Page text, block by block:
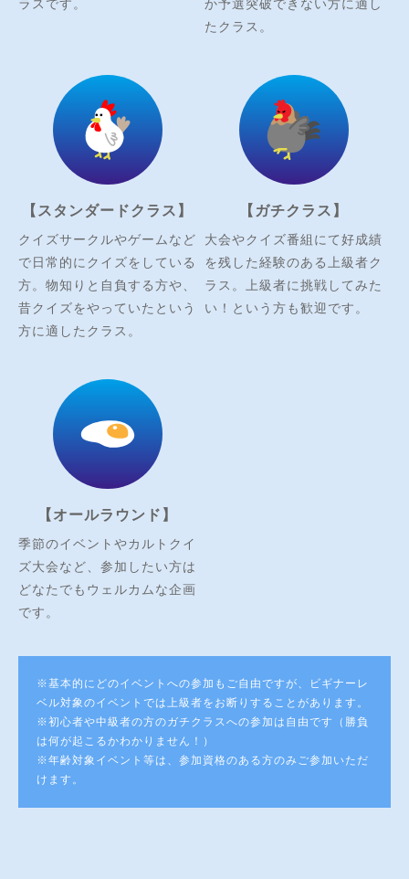
ラスです。
か予選突破できない方に適し
たクラス。
【スタンダードクラス】
クイズサークルやゲームなど
で日常的にクイズをしている
方。物知りと自負する方や、
昔クイズをやっていたという
方に適したクラス。
【ガチクラス】
大会やクイズ番組にて好成績
を残した経験のある上級者ク
ラス。上級者に挑戦してみた
い！という方も歓迎です。
【オールラウンド】
季節のイベントやカルトクイ
ズ大会など、参加したい方は
どなたでもウェルカムな企画
です。
※基本的にどのイベントへの参加もご自由ですが、ビギナーレ
ベル対象のイベントでは上級者をお断りすることがあります。
※初心者や中級者の方のガチクラスへの参加は自由です（勝負
は何が起こるかわかりません！）
※年齢対象イベント等は、参加資格のある方のみご参加いただ
けます。